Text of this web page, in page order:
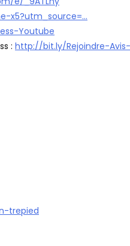
x5?utm_source=…
Youtube
: http://bit.ly/Rejoindre-Avis-
trepied